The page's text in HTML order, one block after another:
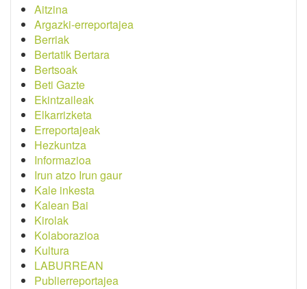
Aitzina
Argazki-erreportajea
Berriak
Bertatik Bertara
Bertsoak
Beti Gazte
Ekintzaileak
Elkarrizketa
Erreportajeak
Hezkuntza
Informazioa
Irun atzo Irun gaur
Kale inkesta
Kalean Bai
Kirolak
Kolaborazioa
Kultura
LABURREAN
Publierreportajea